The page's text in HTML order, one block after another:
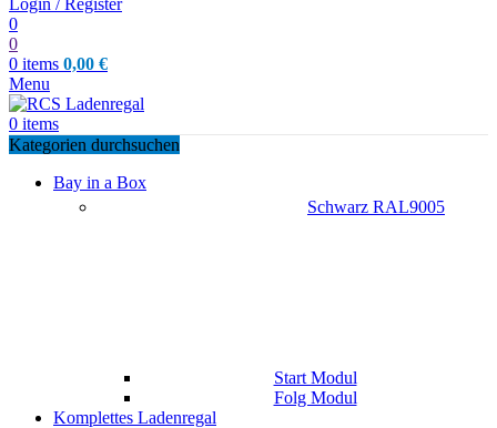
Login / Register
0
0
0 items 0,00 €
Menu
0 items
Kategorien durchsuchen
Bay in a Box
Schwarz RAL9005
Start Modul
Folg Modul
Komplettes Ladenregal